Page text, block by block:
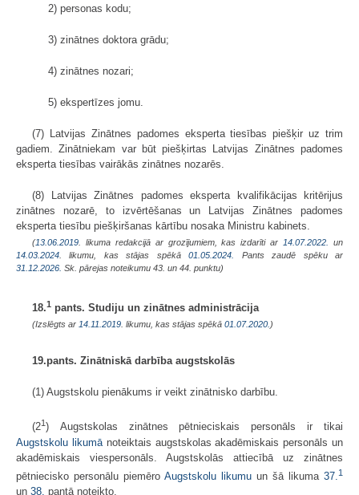
2) personas kodu;
3) zinātnes doktora grādu;
4) zinātnes nozari;
5) ekspertīzes jomu.
(7) Latvijas Zinātnes padomes eksperta tiesības piešķir uz trim
gadiem. Zinātniekam var būt piešķirtas Latvijas Zinātnes padomes
eksperta tiesības vairākās zinātnes nozarēs.
(8) Latvijas Zinātnes padomes eksperta kvalifikācijas kritērijus
zinātnes nozarē, to izvērtēšanas un Latvijas Zinātnes padomes
eksperta tiesību piešķiršanas kārtību nosaka Ministru kabinets.
(13.06.2019 . likuma redakcijā ar grozījumiem, kas izdarīti ar 14.07.2022.
un
14.03.2024 . likumu, kas stājas spēkā01.05.2024.
Pants zaudē spēku ar
31.12.2026. Sk. pārejas noteikumu 43. un 44. punktu)
18.1 pants. Studiju un zinātnes administrācija
(Izslēgts ar 14.11.2019 . likumu, kas stājas spēkā 01.07.2020. )
19.pants. Zinātniskā darbība augstskolās
(1) Augstskolu pienākums ir veikt zinātnisko darbību.
(21 ) Augstskolas zinātnes pētnieciskais personāls ir tikai
Augstskolu likumānoteiktais augstskolas akadēmiskais personāls un
akadēmiskais viespersonāls. Augstskolās attiecībā uz zinātnes
pētniecisko personālu piemēro Augstskolu likumu un šā likuma 37.1
un 38. pantā noteikto.